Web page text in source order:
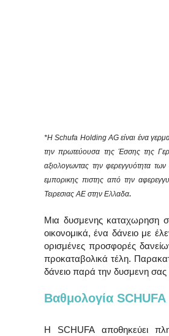
*Η Schufa Holding AG είναι ένα
την πρωτεύουσα της Έσσης της
αξιολογωντας την φερεγγυότητα
εμπορικης πιστης από την
Τειρεσιας ΑΕ στην Ελλαδα.
Μια δυσμενης καταχωρηση
οικονομικά, ένα δάνειο με
ορισμένες προσφορές
προκαταβολικά τέλη.
δάνειο παρά την δυσμενη
Βαθμολογία
Η SCHUFA αποθηκεύει